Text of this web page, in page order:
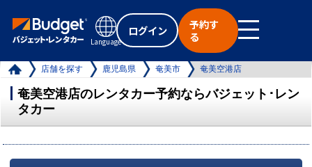
Language
ログイン
予約す
る
店舗を探す 鹿児島県 奄美市 奄美空港店
奄美空港店のレンタカー予約ならバジェット･レン
タカー